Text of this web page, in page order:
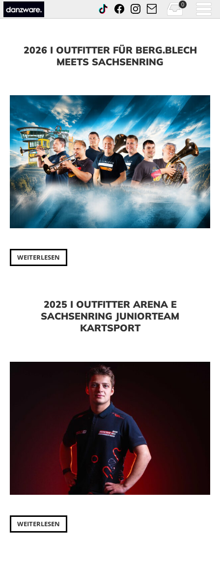
0
2026 I OUTFITTER FÜR BERG.BLECH
MEETS SACHSENRING
WEITERLESEN
2025 I OUTFITTER ARENA E
SACHSENRING JUNIORTEAM
KARTSPORT
WEITERLESEN